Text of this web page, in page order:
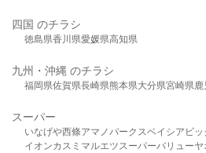
四国 のチラシ
徳島県香川県愛媛県高知県
九州・沖縄 のチラシ
福岡県佐賀県長崎県熊本県大分県宮崎県
スーパー
いなげや西條アマノパークスベイシア ビ
イオンカスミ マルエツスーパーバリューヤ